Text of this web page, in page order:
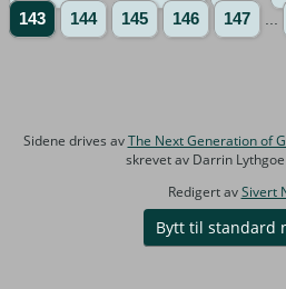
143
144 145 146 147
Sidene drives avThe Next Generation of
skrevet av Darrin
Redigert avSivert
Bytt til standard